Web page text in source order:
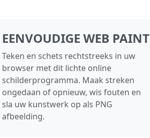
EENVOUDIGE WEB PAINT
Teken en schets rechtstreeks in uw
browser met dit lichte online
schilderprogramma. Maak streken
ongedaan of opnieuw, wis fouten en
sla uw kunstwerk op als PNG
afbeelding.